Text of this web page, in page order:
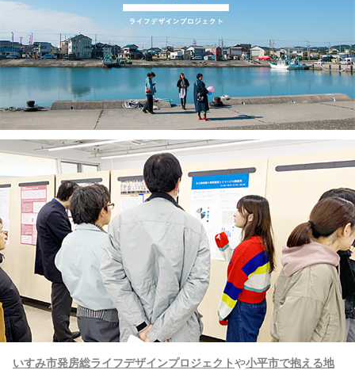
いすみ市発房総ライフデザインプロジェクトや小平市で抱える地